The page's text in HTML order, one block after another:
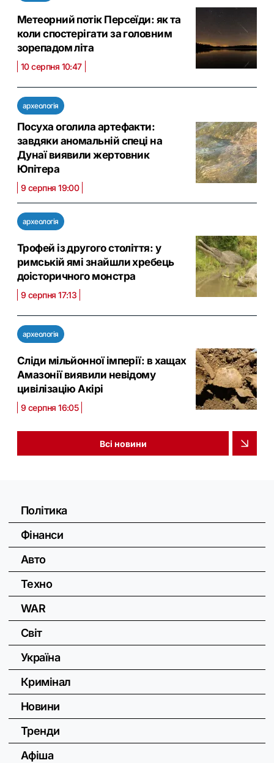
Метеорний потік Персеїди: як та
коли спостерігати за головним
зорепадом літа
10 серпня 10:47
археологія
Посуха оголила артефакти:
завдяки аномальній спеці на
Дунаї виявили жертовник
Юпітера
9 серпня 19:00
археологія
Трофей із другого століття: у
римській ямі знайшли хребець
доісторичного монстра
9 серпня 17:13
археологія
Сліди мільйонної імперії: в хащах
Амазонії виявили невідому
цивілізацію Акірі
9 серпня 16:05
Всі новини
Політика
Фінанси
Авто
Техно
WAR
Світ
Україна
Кримінал
Новини
Тренди
Афіша